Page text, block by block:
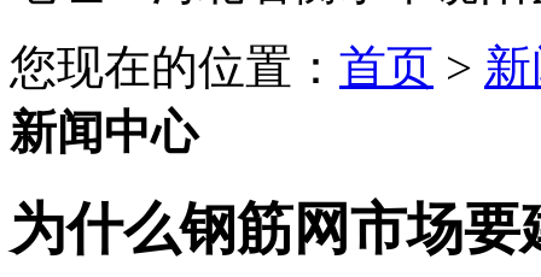
您现在的位置： 首页 >
新闻中心
为什么钢筋网市场